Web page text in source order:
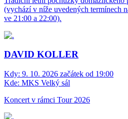
(vychází v níže uvedených termínech
ve 21:00 a 22:00).
DAVID KOLLER
Kdy: 9. 10. 2026 začátek od 19:00
Kde: MKS Velký sál
Koncert v rámci Tour 2026